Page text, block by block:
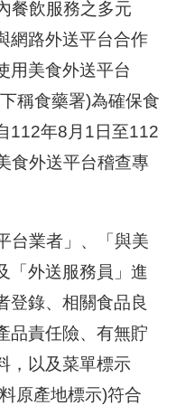
餐飲服務之多元
網路外送平台合作
用美食外送平台
稱食藥署)為確保食
112年8月1日至112
食外送平台稽查專
台業者」、「與美
「外送服務員」進
登錄、相關食品良
品責任險、有無貯
，以及菜單標示
原產地標示)符合